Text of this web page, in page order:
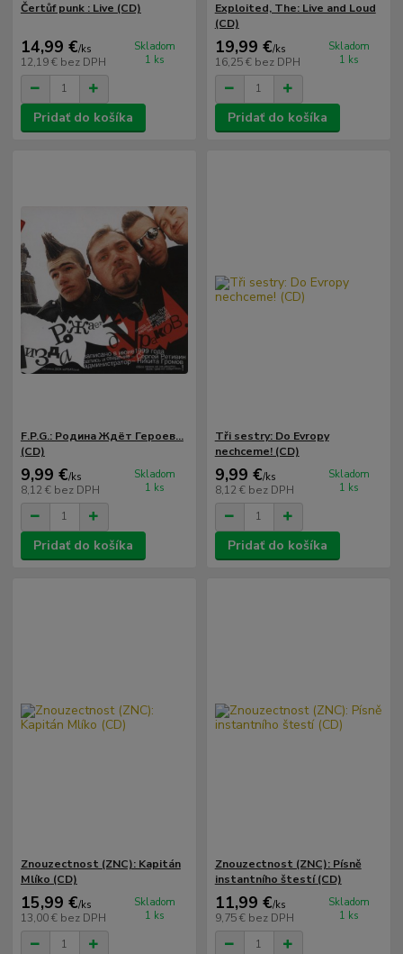
Čertůf punk ‎: Live (CD)
14,99 €/ks
12,19 € bez DPH
Skladom
1 ks
Pridať do košíka
Exploited, The: Live and Loud
(CD)
19,99 €/ks
16,25 € bez DPH
Skladom
1 ks
Pridať do košíka
F.P.G.: Родина Ждёт Героев...
(CD)
9,99 €/ks
8,12 € bez DPH
Skladom
1 ks
Pridať do košíka
Tři sestry: Do Evropy
nechceme! (CD)
9,99 €/ks
8,12 € bez DPH
Skladom
1 ks
Pridať do košíka
Znouzectnost (ZNC): Kapitán
Mlíko (CD)
15,99 €/ks
13,00 € bez DPH
Skladom
1 ks
Znouzectnost (ZNC): Písně
instantního štestí (CD)
11,99 €/ks
9,75 € bez DPH
Skladom
1 ks